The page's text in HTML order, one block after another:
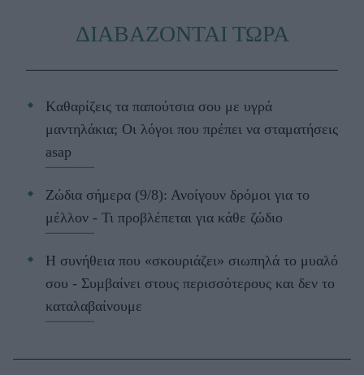
ΔΙΑΒΑΖΟΝΤΑΙ ΤΩΡΑ
Kαθαρίζεις τα παπούτσια σου με υγρά
μαντηλάκια; Οι λόγοι που πρέπει να σταματήσεις
asap
Ζώδια σήμερα (9/8): Ανοίγουν δρόμοι για το
μέλλον - Τι προβλέπεται για κάθε ζώδιο
Η συνήθεια που «σκουριάζει» σιωπηλά το μυαλό
σου - Συμβαίνει στους περισσότερους και δεν το
καταλαβαίνουμε